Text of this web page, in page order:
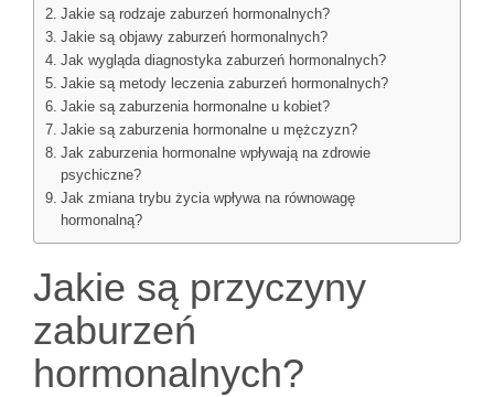
Jakie są rodzaje zaburzeń hormonalnych?
Jakie są objawy zaburzeń hormonalnych?
Jak wygląda diagnostyka zaburzeń hormonalnych?
Jakie są metody leczenia zaburzeń hormonalnych?
Jakie są zaburzenia hormonalne u kobiet?
Jakie są zaburzenia hormonalne u mężczyzn?
Jak zaburzenia hormonalne wpływają na zdrowie
psychiczne?
Jak zmiana trybu życia wpływa na równowagę
hormonalną?
Jakie są przyczyny
zaburzeń
hormonalnych?